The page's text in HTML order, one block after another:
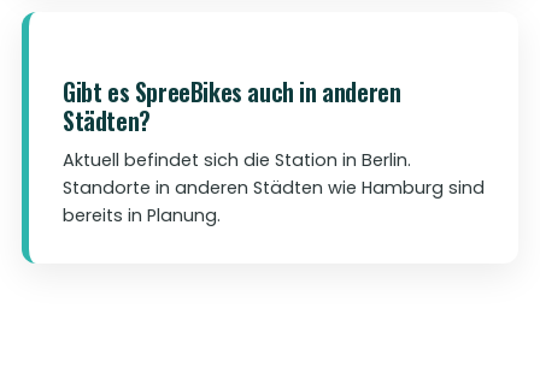
Gibt es SpreeBikes auch in anderen
Städten?
Aktuell befindet sich die Station in Berlin.
Standorte in anderen Städten wie Hamburg sind
bereits in Planung.